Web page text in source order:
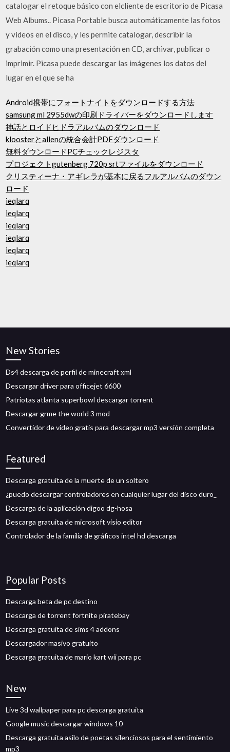
catalogar el retoque básico con elcliente de escritorio de Picasa
Web Albums.. Picasa Portable busca automáticamente las fotos
y videos en el disco, y les permite catalogar, describir la
grabación como una presentación en CD, archivar, publicar o
imprimir. Picasa puede descargar las imágenes los datos del
lugar en el que se ha
Android携帯にフォートナイトをダウンロードする方法
samsung ml 2955dwの印刷ドライバーをダウンロードします
神話とロイドヒドラアルバムのダウンロード
kloosterとallenの統合会計PDFダウンロード
無料ダウンロードPCチェックレジスタ
プロジェクトgutenberg 720p srtファイルをダウンロード
クリスティーナ・アギレラが基本に戻るフルアルバムのダウン
ロード
ieqlarq
ieqlarq
ieqlarq
ieqlarq
ieqlarq
ieqlarq
New Stories
Ds4 descarga de perfil de minecraft xml
Descargar driver para officejet 6600
Patriotas atlanta superbowl descargar torrent
Descargar grme the world 3 mod
Convertidor de video gratis para descargar mp3 versión completa
Featured
Descarga gratuita de la muerte de un soltero
¿puedo descargar controladores en cualquier lugar del disco duro_
Descarga de la aplicación digoo dg-hosa
Descarga gratuita de microsoft visio editor
Controlador de la familia de gráficos intel hd descarga
Popular Posts
Descarga beta de pc destino
Descarga de torrent fortnite piratebay
Descarga gratuita de sims 4 addons
Descargador masivo gratuito
Descarga gratuita de mario kart wii para pc
New
Live 3d wallpaper para pc descarga gratuita
Google music descargar windows 10
Descarga gratuita asilo de poetas silenciosos para el sentimiento
mp3